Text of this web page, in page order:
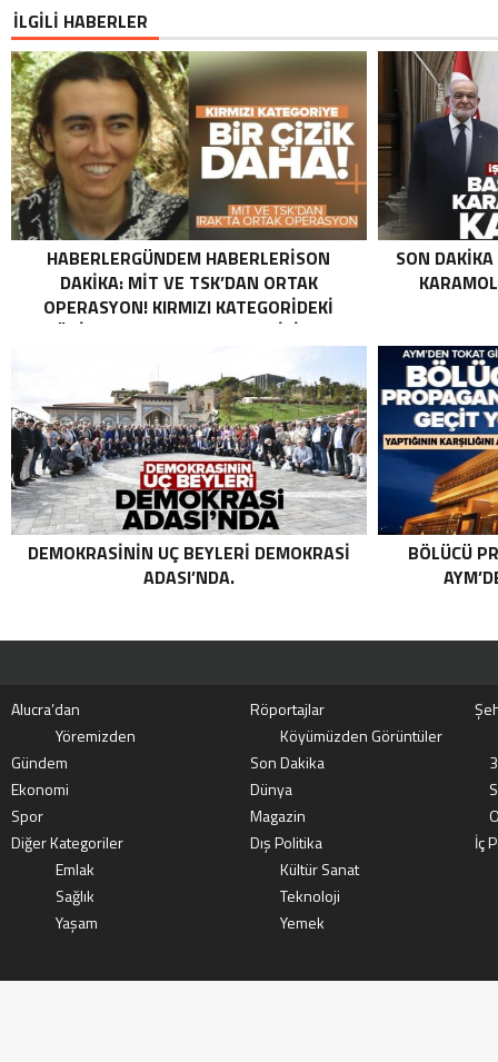
İLGİLİ HABERLER
HABERLERGÜNDEM HABERLERISON
DAKIKA: MİT VE TSK’DAN ORTAK
OPERASYON! KIRMIZI KATEGORIDEKI
TERÖRIST NAZLI TAŞPINAR ETKISIZ HALE
ORTAK OPERASYON! KIRMIZI
KATEGORIDEKI TERÖRIST NAZLI
TAŞPINAR ETKISIZ HALE GETIRILDI .
SON
DEMOKRASININ UÇ BEYLERI DEMOKRASI
ADASI’NDA.
BÖLÜCÜ
Alucra’dan Röportajlar
Yöremizden
Köyümüzden Görüntüler
Gündem
Son Dakika
Ekonomi
Dünya
Spor
Magazin
Diğer Kategoriler
Dış Politika
İç
Emlak
Kültür Sanat
Sağlık
Teknoloji
Yaşam
Yemek